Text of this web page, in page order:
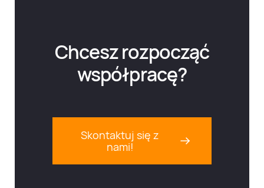
Chcesz rozpocząć
współpracę?
Skontaktuj się z
nami!